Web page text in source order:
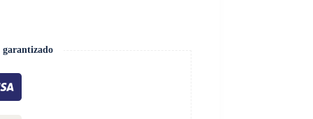
garantizado